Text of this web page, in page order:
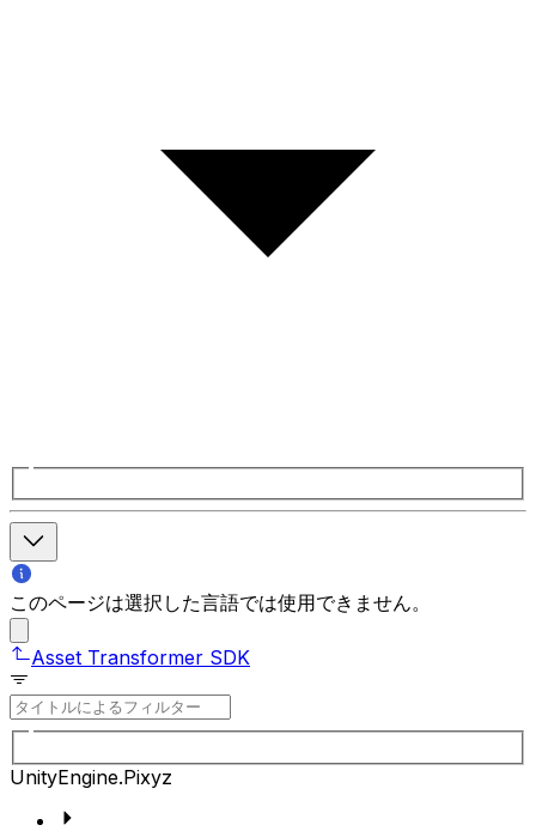
このページは選択した言語では使用できません。
Asset Transformer SDK
UnityEngine.Pixyz